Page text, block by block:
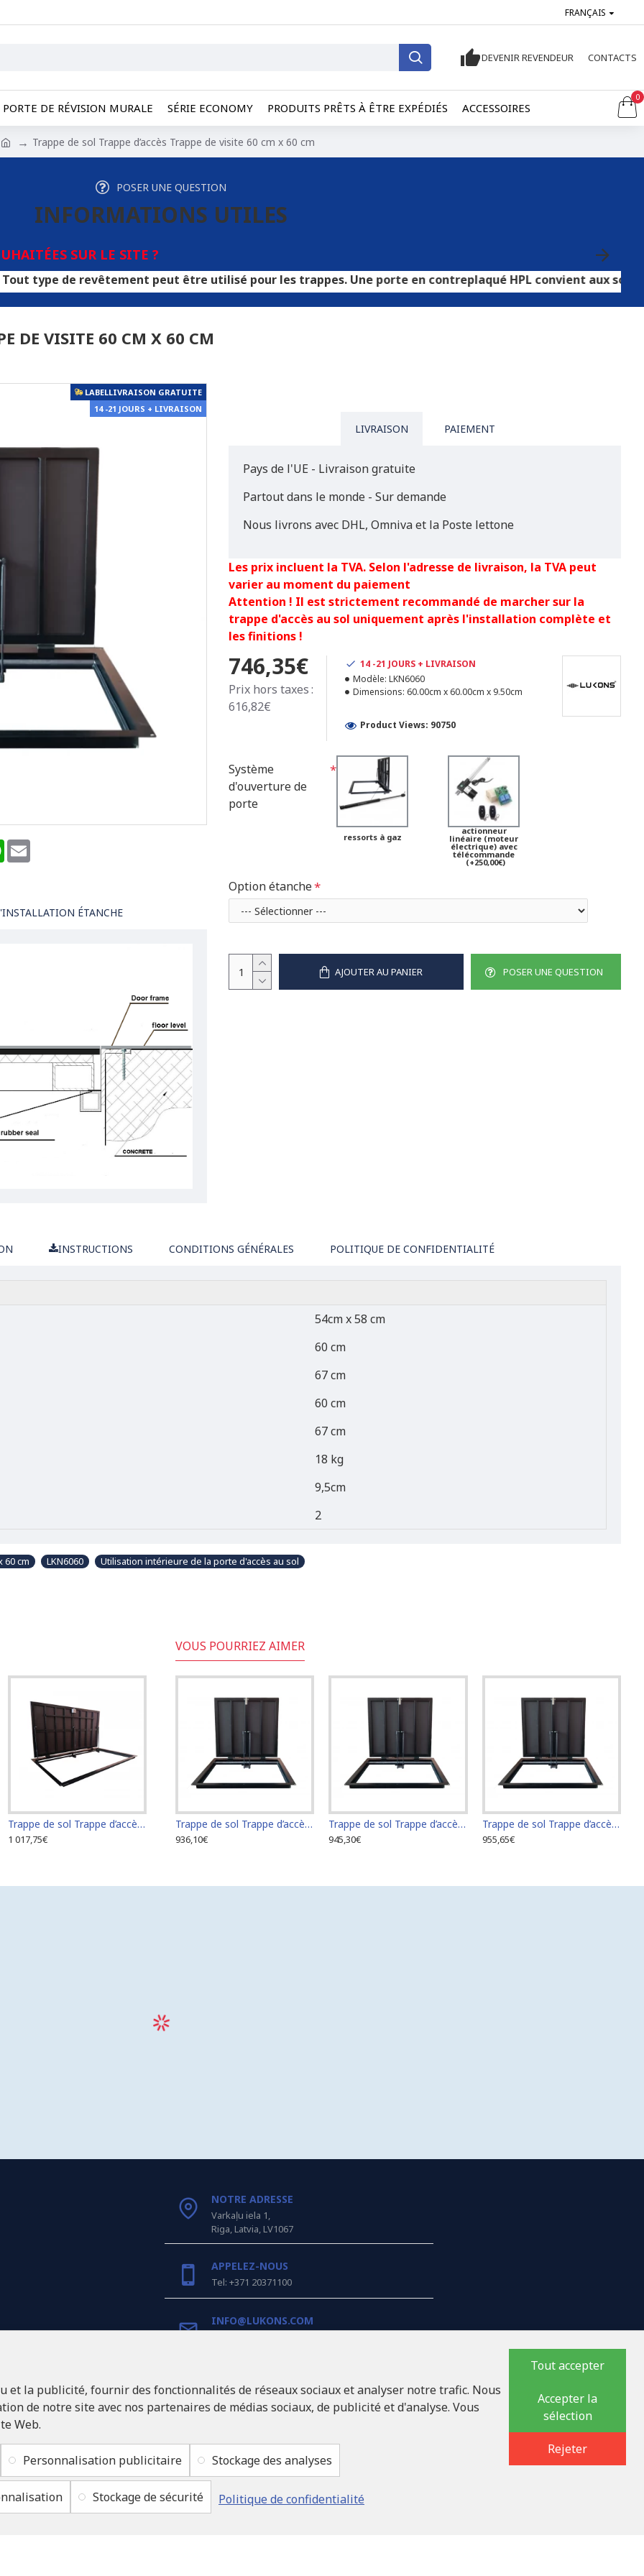
FRANÇAIS
DEVENIR REVENDEUR CONTACTS
PORTE DE RÉVISION MURALE SÉRIE ECONOMY PRODUITS PRÊTS À ÊTRE EXPÉDIÉS ACCESSOIRES
0
Trappe de sol Trappe d’accès Trappe de visite 60 cm x 60 cm
POSER UNE QUESTION
INFORMATIONS UTILES
SUR LE SITE ?
de revêtement peut être utilisé pour les trappes. Une porte en contreplaqué HPL convient aux sols carrelés
DE VISITE 60 CM X 60 CM
LABELLIVRAISON GRATUITE
14 -21 JOURS + LIVRAISON
WhatsApp
Email
ÉTANCHE
LIVRAISON PAIEMENT
Pays de l'UE - Livraison gratuite
Partout dans le monde - Sur demande
Nous livrons avec DHL, Omniva et la Poste lettone
Les prix incluent la TVA. Selon l'adresse de livraison, la TVA peut
varier au moment du paiement
Attention ! Il est strictement recommandé de marcher sur la
trappe d'accès au sol uniquement après l'installation complète et
les finitions !
746,35€
Prix hors taxes :
616,82€
14 -21 JOURS + LIVRAISON
Modèle: LKN6060
Dimensions: 60.00cm x 60.00cm x 9.50cm
Product Views: 90750
Système
d'ouverture de
porte
ressorts à gaz
actionneur
linéaire (moteur
électrique) avec
télécommande
(+250,00€)
Option étanche
AJOUTER AU PANIER POSER UNE QUESTION
INSTRUCTIONS CONDITIONS GÉNÉRALES POLITIQUE DE CONFIDENTIALITÉ
54cm x 58 cm
60 cm
67 cm
60 cm
67 cm
18 kg
9,5cm
2
60 cm LKN6060 Utilisation intérieure de la porte d'accès au sol
Trappe de sol Trappe d’accès Trappe de visite 70 cm x 100 cm "H"
1 017,75€
VOUS POURRIEZ AIMER
Trappe de sol Trappe d’accès Trappe de visite 60 cm x 70 cm "H"
936,10€
Trappe de sol Trappe d’accès Trappe de visite 60 cm x 80 cm "H"
945,30€
Trappe de sol Trappe d’accès Trappe de visite 60 cm x 90 cm "H"
955,65€
NOTRE ADRESSE
Varkaļu iela 1,
Riga, Latvia, LV1067
APPELEZ-NOUS
Tel: +371 20371100
INFO@LUKONS.COM
RITONE Sarl
Reg. Nr. 40103717618
Numéro de TVA LV40103717618
1046
et la publicité, fournir des fonctionnalités de réseaux sociaux et analyser notre trafic. Nous
de notre site avec nos partenaires de médias sociaux, de publicité et d'analyse. Vous
Web.
Personnalisation publicitaire Stockage des analyses
Stockage de sécurité Politique de confidentialité
Tout accepter
Accepter la
sélection
Rejeter